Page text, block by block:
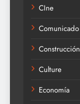
CIne
Comunicado
Construcción
Culture
Economía